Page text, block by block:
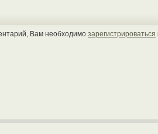
Вам необходимо зарегистрироваться